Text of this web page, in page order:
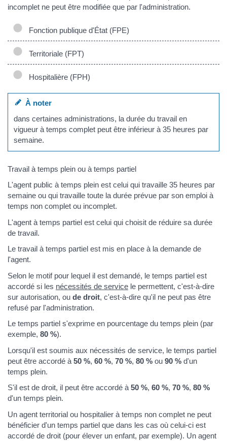
incomplet ne peut être modifiée que par l'administration.
Fonction publique d'État (FPE)
Territoriale (FPT)
Hospitalière (FPH)
À noter
dans certaines administrations, la durée du travail en
vigueur à temps complet peut être inférieur à 35 heures par
semaine.
Travail à temps plein ou à temps partiel
L'agent public à temps plein est celui qui travaille 35 heures par
semaine ou qui travaille toute la durée prévue par son emploi à
temps non complet ou incomplet.
L'agent à temps partiel est celui qui choisit de réduire sa durée
de travail.
Le travail à temps partiel est mis en place à la demande de
l'agent.
Selon le motif pour lequel il est demandé, le temps partiel est
accordé si les nécessités de service le permettent, c'est-à-dire
sur autorisation, ou de droit, c'est-à-dire qu'il ne peut pas être
refusé par l'administration.
Le temps partiel s'exprime en pourcentage du temps plein (par
exemple, 80 %).
Lorsqu'il est soumis aux nécessités de service, le temps partiel
peut être accordé à 50 %, 60 %, 70 %, 80 % ou 90 % d'un
temps plein.
S'il est de droit, il peut être accordé à50 %, 60 %, 70 %, 80 %
d'un temps plein.
Un agent territorial ou hospitalier à temps non complet ne peut
bénéficier d'un temps partiel que dans les cas où celui-ci est
accordé de droit (pour élever un enfant, par exemple). Un agent